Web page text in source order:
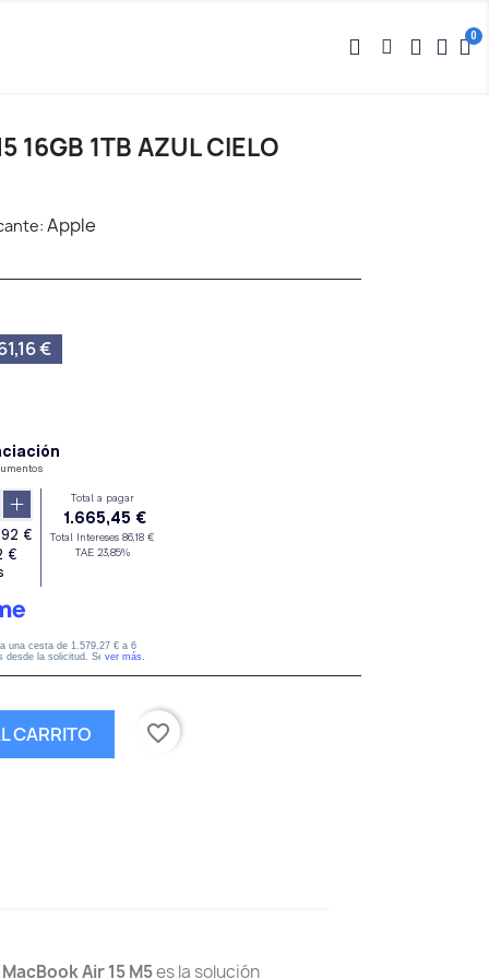
16GB 1TB AZUL CIELO
Apple
€
CARRITO
favorite_border
MacBook Air 15 M5es la solución